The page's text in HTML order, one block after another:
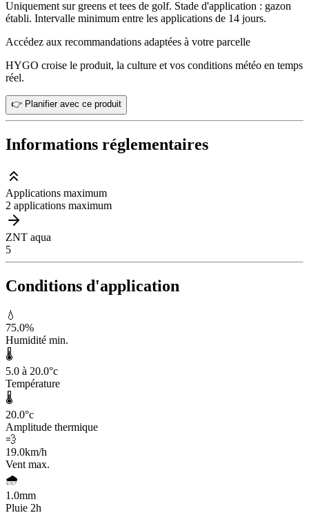
Uniquement sur greens et tees de golf. Stade d'application : gazon
établi. Intervalle minimum entre les applications de 14 jours.
Accédez aux recommandations adaptées à votre parcelle
HYGO croise le produit, la culture et vos conditions météo en temps
réel.
👉 Planifier avec ce produit
Informations réglementaires
Applications maximum
2 applications maximum
ZNT aqua
5
Conditions d'application
💧
75.0%
Humidité min.
🌡️
5.0 à 20.0°c
Température
🌡️
20.0°c
Amplitude thermique
💨
19.0km/h
Vent max.
🌧️
1.0mm
Pluie 2h